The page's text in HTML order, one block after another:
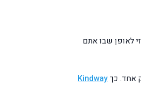
לאופן שבו אתם
אחד. כךKindway